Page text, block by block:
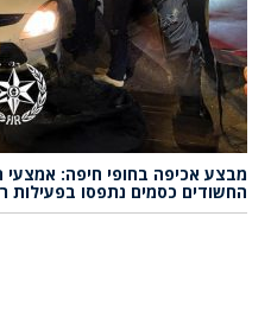
מבצע אכיפה בחופי חיפה: אמצעי
החשודים כסמים נתפסו בפעילות